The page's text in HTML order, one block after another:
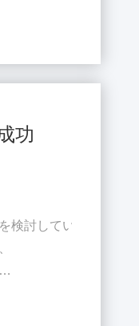
功
検討していました。